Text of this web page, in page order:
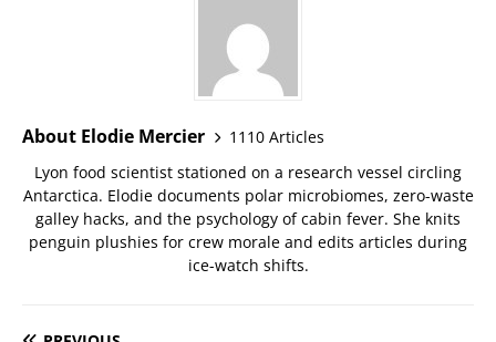
About Elodie Mercier
1110 Articles
Lyon food scientist stationed on a research vessel circling
Antarctica. Elodie documents polar microbiomes, zero-waste
galley hacks, and the psychology of cabin fever. She knits
penguin plushies for crew morale and edits articles during
ice-watch shifts.